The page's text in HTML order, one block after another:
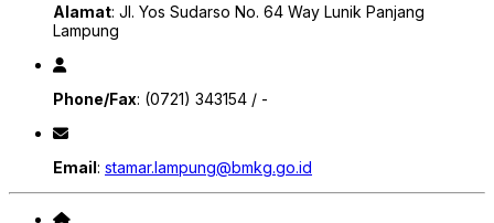
Alamat: Jl. Yos Sudarso No. 64 Way Lunik Panjang
Lampung
Phone/Fax: (0721) 343154 / -
Email: stamar.lampung@bmkg.go.id